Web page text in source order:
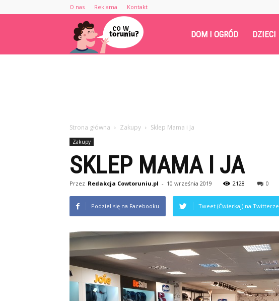
O nas Reklama Kontakt
Cowtoruniu.pl DOM I OGRÓD DZIECI
Strona główna Zakupy Sklep Mama i Ja
Zakupy
SKLEP MAMA I JA
Przez Redakcja Cowtoruniu.pl - 10 września 2019 2128 0
Podziel się na Facebooku Tweet (Ćwierkaj) na Twitterze